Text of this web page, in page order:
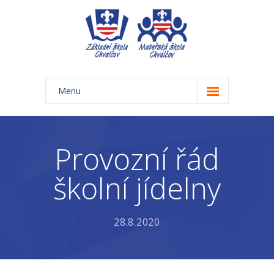
Menu
Úvod
-- Aktuality ZŠ
-- Třídy ZŠ
-- Organizace školního roku ZŠ
Provozní řád
školní jídelny
28.8.2020